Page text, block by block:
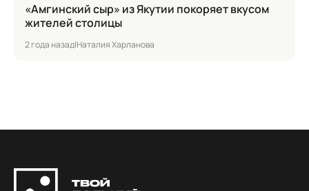
«Амгинский сыр» из Якутии покоряет вкусом
жителей столицы
2 года назад|Наталия Харланова